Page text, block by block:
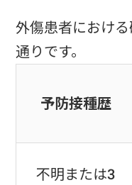
外傷患者におけ
通りです。
予防接種歴
不明または3